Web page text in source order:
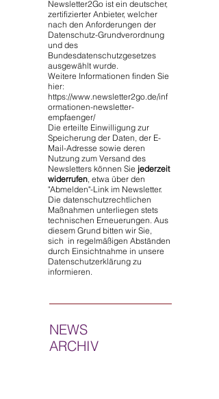
Newsletter2Go ist ein deutscher,
zertifizierter Anbieter, welcher
nach den Anforderungen der
Datenschutz-Grundverordnung
und des
Bundesdatenschutzgesetzes
ausgewählt wurde.
Weitere Informationen finden Sie
hier:
https://www.newsletter2go.de/inf
ormationen-newsletter-
empfaenger/
Die erteilte Einwilligung zur
Speicherung der Daten, der E-
Mail-Adresse sowie deren
Nutzung zum Versand des
Newsletters können Sie jederzeit
widerrufen, etwa über den
"Abmelden"-Link im Newsletter.
Die datenschutzrechtlichen
Maßnahmen unterliegen stets
technischen Erneuerungen. Aus
diesem Grund bitten wir Sie,
sich in regelmäßigen Abständen
durch Einsichtnahme in unsere
Datenschutzerklärung zu
informieren.
NEWS
ARCHIV